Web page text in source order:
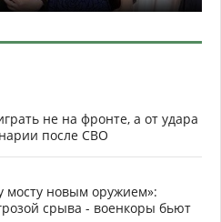
не на фронте, а от удара
после СВО
мосту новым оружием»:
срыва - военкоры бьют